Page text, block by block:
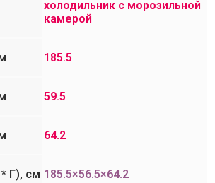
холодильник с морозильной
камерой
185.5
59.5
64.2
Г), см 185.5×56.5×64.2